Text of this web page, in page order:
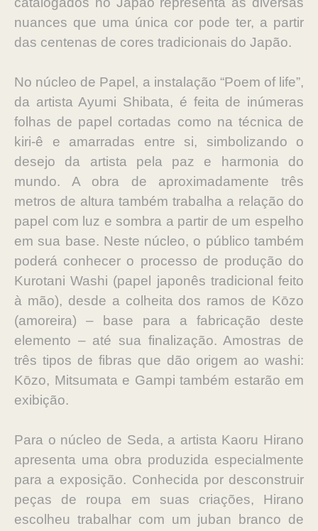
nuances que uma única cor pode ter, a partir
das centenas de cores tradicionais do Japão.
No núcleo de Papel, a instalação “Poem of life”,
da artista Ayumi Shibata, é feita de inúmeras
folhas de papel cortadas como na técnica de
kiri-ê e amarradas entre si, simbolizando o
desejo da artista pela paz e harmonia do
mundo. A obra de aproximadamente três
metros de altura também trabalha a relação do
papel com luz e sombra a partir de um espelho
em sua base. Neste núcleo, o público também
poderá conhecer o processo de produção do
Kurotani Washi (papel japonês tradicional feito
à mão), desde a colheita dos ramos de Kōzo
(amoreira) – base para a fabricação deste
elemento – até sua finalização. Amostras de
três tipos de fibras que dão origem ao washi:
Kōzo, Mitsumata e Gampi também estarão em
exibição.
Para o núcleo de Seda,​​ a artista Kaoru Hirano
apresenta uma obra produzida especialmente
para a exposição. Conhecida por desconstruir
peças de roupa em suas criações, Hirano
escolheu trabalhar com um juban branco de